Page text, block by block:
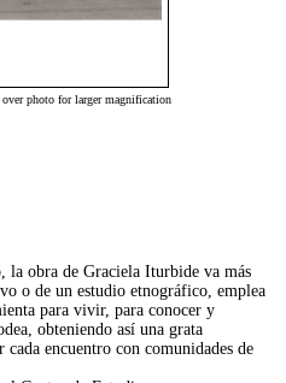
over photo for larger magnification
la obra de Graciela Iturbide va más
o de un estudio etnográfico, emplea
para vivir, para conocer y
obteniendo así una grata
encuentro con comunidades de